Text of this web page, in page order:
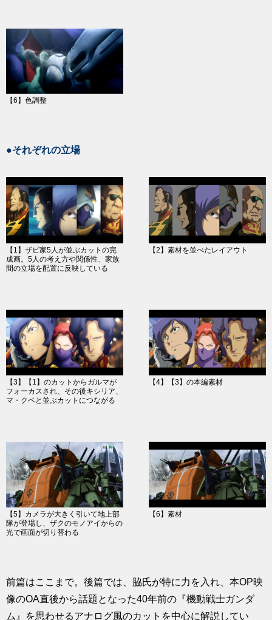
【6】色調整
●それぞれの立場
【1】ザビ家5人が並ぶカットの完
成画。5人の考え方や関係性、家族
間の立場を配置に反映している
【2】素材を並べたレイアウト
【3】【1】のカットからガルマが
フォーカスされ、その後キシリア、
マ・クベと並ぶカットにつながる
【4】【3】の本編素材
【5】カメラが大きく引いて地上部
隊が登場し、ザクのモノアイからの
光で画面が切り替わる
【6】素材
前篇はここまで。後篇では、脇氏が特に力を入れ、本OP映
像のOA直後から話題となった40年前の『機動戦士ガンダ
ム』を思わせるアナログ風のカットを中心に解説してい